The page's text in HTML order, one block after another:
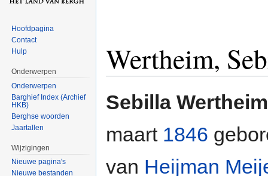
Wertheim,
Sebilla Wertheim
maart 1846
van Heijman
Hoofdpagina
Contact
Hulp
Onderwerpen
Onderwerpen
Barghief Index (Archief
HKB)
Berghse woorden
Jaartallen
Wijzigingen
Nieuwe pagina's
Nieuwe bestanden